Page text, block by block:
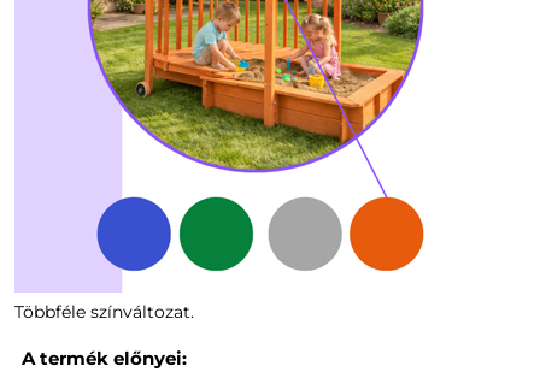
Többféle színváltozat.
A termék előnyei: